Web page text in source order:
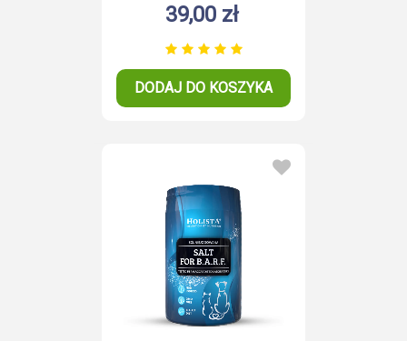
39,00 zł
DODAJ DO KOSZYKA